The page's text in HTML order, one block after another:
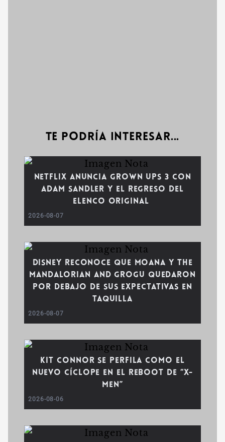
Te podría interesar...
Netflix anuncia Grown Ups 3 con
Adam Sandler y el regreso del
elenco original
2026-08-07
Disney reconoce que Moana y The
Mandalorian and Grogu quedaron
por debajo de sus expectativas en
taquilla
2026-08-07
Kit Connor se perfila como el
nuevo Cíclope en el reboot de “X-
Men”
2026-08-06